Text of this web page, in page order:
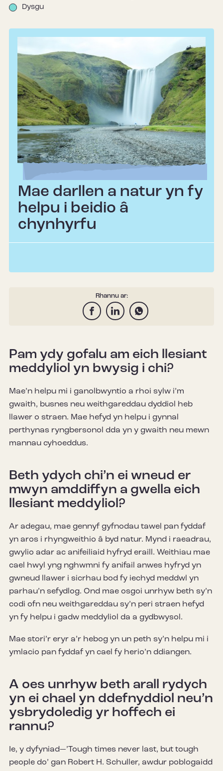
Dysgu
Mae darllen a natur yn fy
helpu i beidio â
chynhyrfu
Rhannu ar:
Pam ydy gofalu am eich llesiant
meddyliol yn bwysig i chi?
Mae’n helpu mi i ganolbwyntio a rhoi sylw i’m
gwaith, busnes neu weithgareddau dyddiol heb
llawer o straen. Mae hefyd yn helpu i gynnal
perthynas ryngbersonol dda yn y gwaith neu mewn
mannau cyhoeddus.
Beth ydych chi’n ei wneud er
mwyn amddiffyn a gwella eich
llesiant meddyliol?
Ar adegau, mae gennyf gyfnodau tawel pan fyddaf
yn aros i rhyngweithio â byd natur. Mynd i raeadrau,
gwylio adar ac anifeiliaid hyfryd eraill. Weithiau mae
cael hwyl yng nghwmni fy anifail anwes hyfryd yn
gwneud llawer i sicrhau bod fy iechyd meddwl yn
parhau’n sefydlog. Ond mae osgoi unrhyw beth sy’n
codi ofn neu weithgareddau sy’n peri straen hefyd
yn fy helpu i gadw meddyliol da a gydbwysol.
Mae stori’r eryr a’r hebog yn un peth sy’n helpu mi i
ymlacio pan fyddaf yn cael fy herio’n ddiangen.
A oes unrhyw beth arall rydych
yn ei chael yn ddefnyddiol neu’n
ysbrydoledig yr hoffech ei
rannu?
Ie, y dyfyniad—’Tough times never last, but tough
people do’ gan Robert H. Schuller, awdur poblogaidd